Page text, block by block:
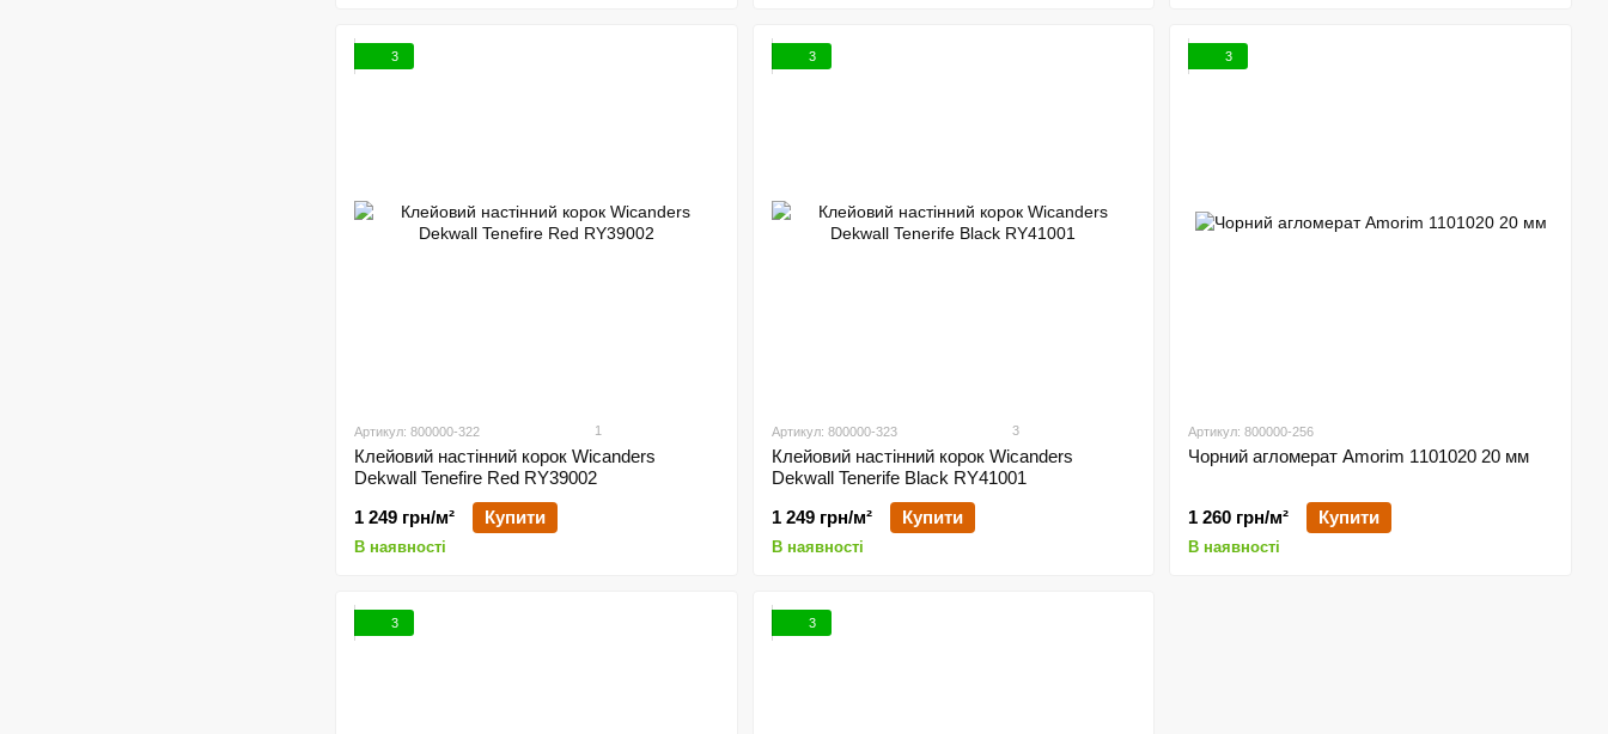
3
Артикул: 800000-322 1
Клейовий настінний корок Wicanders
Dekwall Tenefire Red RY39002
1 249 грн/м²
Купити
В наявності
3
Артикул: 800000-323 3
Клейовий настінний корок Wicanders
Dekwall Tenerife Black RY41001
1 249 грн/м²
Купити
В наявності
3
Артикул: 800000-256
Чорний агломерат Amorim 1101020 20 мм
1 260 грн/м² Купити
В наявності
3 3